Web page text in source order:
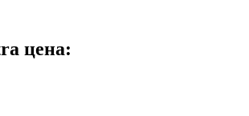
цена: